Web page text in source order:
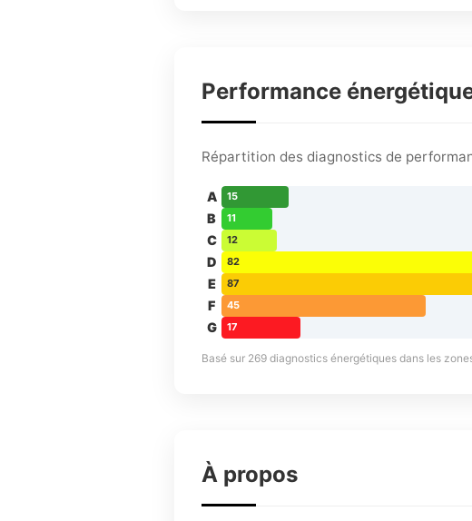
Performance
Répartition des diagnostics de
A 15
B 11
C 12
D 82
E 87
F 45
G 17
Basé sur 269 diagnostics énergétiques dans les
À propos